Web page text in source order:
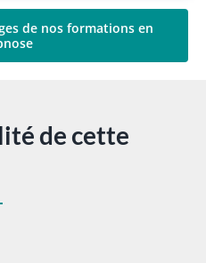
de nos formations en
de cette